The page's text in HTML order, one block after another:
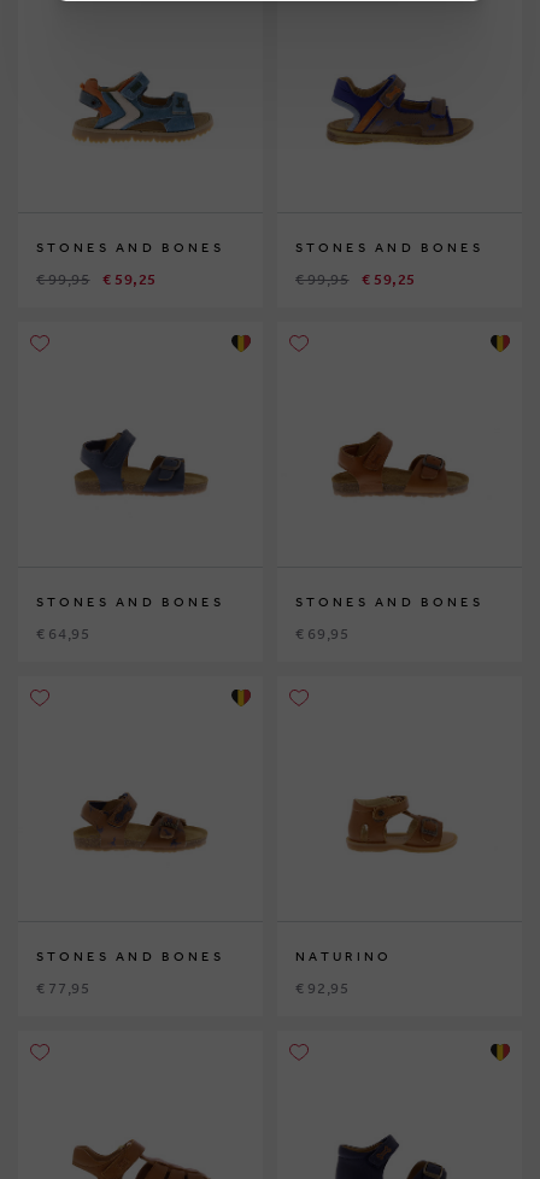
STONES AND BONES
€ 99,95 € 59,25
STONES AND BONES
€ 99,95 € 59,25
STONES AND BONES
€ 64,95
STONES AND BONES
€ 69,95
STONES AND BONES
€ 77,95
NATURINO
€ 92,95